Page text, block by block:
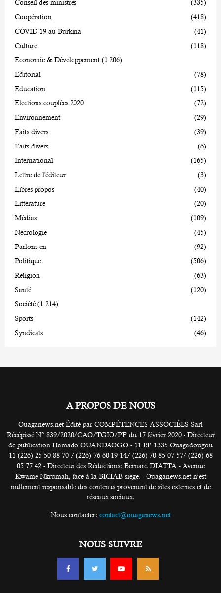
Conseil des ministres
(335)
Coopération
(418)
COVID-19 au Burkina
(41)
Culture
(118)
Economie & Développement (1 206)
Editorial
(78)
Education
(115)
Elections couplées 2020
(72)
Environnement
(29)
Faits divers
(39)
Faits divers
(6)
International
(165)
Lettre de l'éditeur
(3)
Libres propos
(40)
Littérature
(20)
Médias
(109)
Nécrologie
(45)
Parlons-en
(92)
Politique
(506)
Religion
(63)
Santé
(120)
Société (1 214)
Sports
(142)
Syndicats
(46)
A PROPOS DE NOUS
Ouaganews.net Édité par COMPÉTENCES ASSOCIÉES Sarl
Récépissé N° 839/2020/CAO/TGIO/PF du 17 février 2020 - Directeur
de publication Hamado OUANDAOGO - 11 BP 1335 Ouagadougou
11 (226) 25 50 88 70 / (226) 76 60 19 14/ (226) 70 85 07 57/ (226) 68
05 77 42 - Directeur des Rédactions: Bernard DIATTA - Avenue
Kwame Nkrumah, face à la BICIAB siège. - Ouaganews.net n’est
nullement responsable des contenus provenant de sites externes et de
réseaux sociaux.
Nous contacter: contact@ouaganews.net
NOUS SUIVRE